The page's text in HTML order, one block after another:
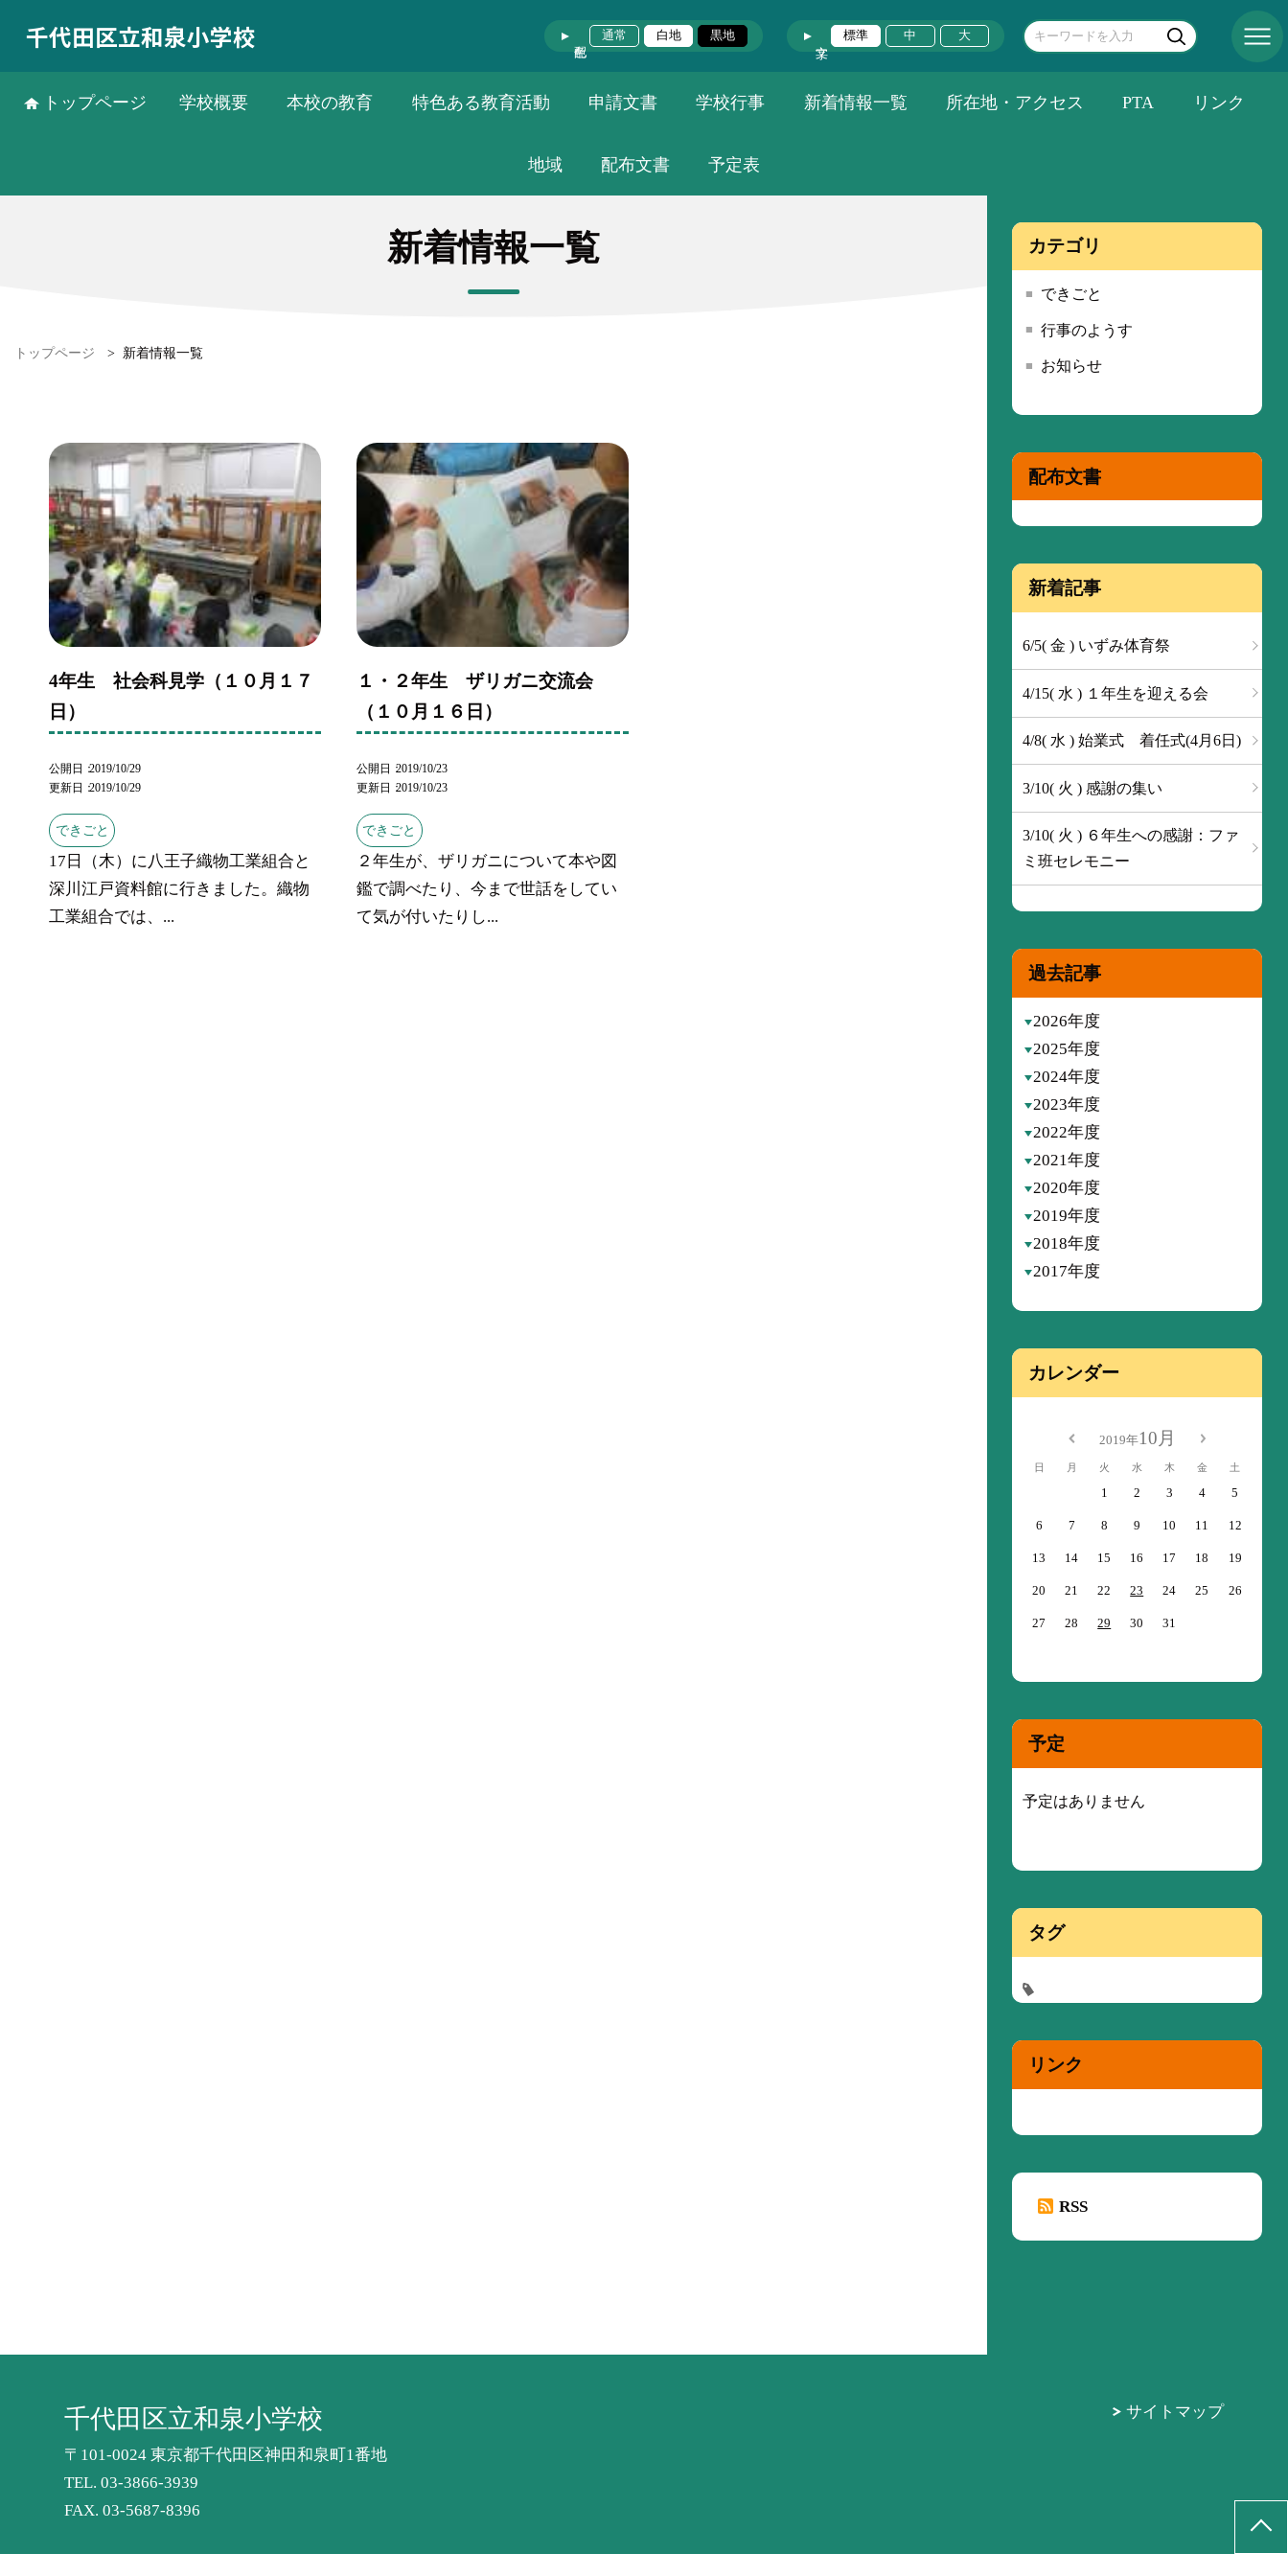
千代田区立和泉小学校 通常 白地 黒地 標準 中 大
トップページ 学校概要 本校の教育 特色ある教育活動 申請文書 学校行事 新着情報一覧 所在地・アクセス PTA リンク
地域 配布文書 予定表
新着情報一覧
トップページ > 新着情報一覧
4年生 社会科見学（１０月１７
日）
公開日
2019/10/29
更新日
2019/10/29
できごと
17日（木）に八王子織物工業組合と
深川江戸資料館に行きました。織物
工業組合では、...
１・２年生 ザリガニ交流会
（１０月１６日）
公開日
2019/10/23
更新日
2019/10/23
できごと
２年生が、ザリガニについて本や図
鑑で調べたり、今まで世話をしてい
て気が付いたりし...
カテゴリ
できごと
行事のようす
お知らせ
配布文書
新着記事
6/5( 金 ) いずみ体育祭
4/15( 水 ) １年生を迎える会
4/8( 水 ) 始業式 着任式(4月6日)
3/10( 火 ) 感謝の集い
3/10( 火 ) ６年生への感謝：ファ
ミ班セレモニー
過去記事
2026年度
2025年度
2024年度
2023年度
2022年度
2021年度
2020年度
2019年度
2018年度
2017年度
カレンダー
2019年10月
日 月 火 水 木 金 土
1 2 3 4 5
6 7 8 9 10 11 12
13 14 15 16 17 18 19
20 21 22 23 24 25 26
27 28 29 30 31
予定
予定はありません
タグ
リンク
RSS
千代田区立和泉小学校
〒101-0024 東京都千代田区神田和泉町1番地
TEL.03-3866-3939
FAX. 03-5687-8396
サイトマップ